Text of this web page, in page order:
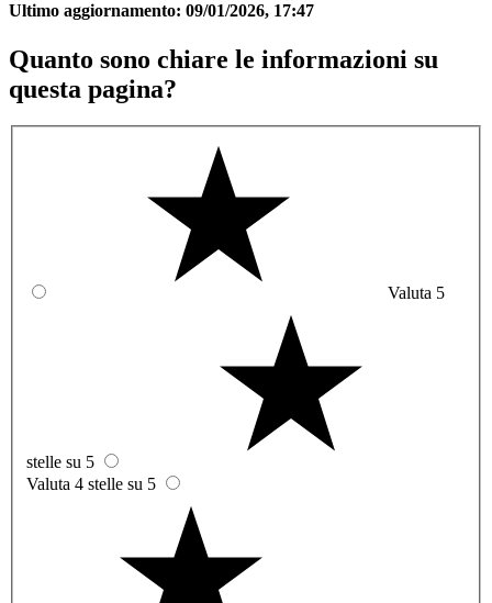
Ultimo aggiornamento: 09/01/2026, 17:47
Quanto sono chiare le informazioni su
questa pagina?
Valuta 5
stelle su 5
Valuta 4 stelle su 5